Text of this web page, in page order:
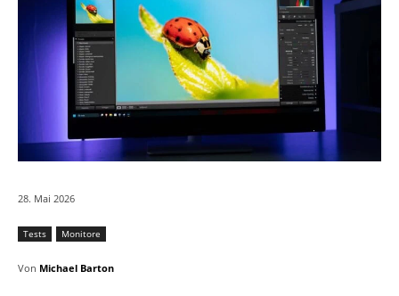
28. Mai 2026
Tests Monitore
Von Michael Barton